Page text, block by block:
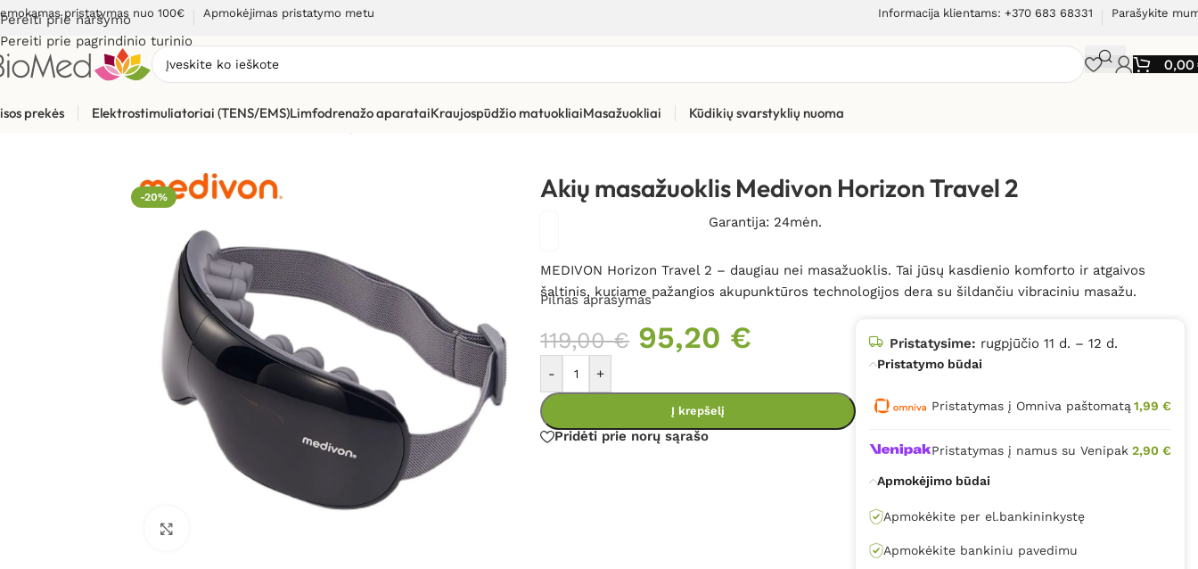
Pereiti prie naršymo
Pereiti prie pagrindinio turinio
pristatymas nuo 100€ Apmokėjimas pristatymo metu Informacija klientams: +370 683 68331 Parašykite
0,00
prekės Elektrostimuliatoriai (TENS/EMS)Limfodrenažo aparataiKraujospūdžio matuokliaiMasažuokliai Kūdikių svarstyklių nuoma
Masažuokliai
-20% Akių masažuoklis Medivon Horizon Travel 2
Garantija: 24mėn.
MEDIVON Horizon Travel 2 – daugiau nei masažuoklis. Tai jūsų kasdienio komforto ir atgaivos
šaltinis, kuriame pažangios akupunktūros technologijos dera su šildančiu vibraciniu masažu.
Pilnas aprašymas
119,00€ 95,20 €
- +
Į krepšelį
Pridėti prie norų sąrašo
Pristatysime: rugpjūčio 11 d. – 12 d.
Pristatymo būdai
Pristatymas į Omniva paštomatą 1,99 €
Pristatymas į namus su Venipak 2,90 €
Apmokėjimo būdai
Apmokėkite per el.bankininkystę
Apmokėkite bankiniu pavedimu